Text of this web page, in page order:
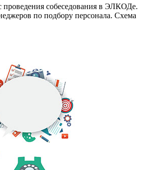
проведения собеседования в ЭЛКОДе.
по подбору персонала. Схема